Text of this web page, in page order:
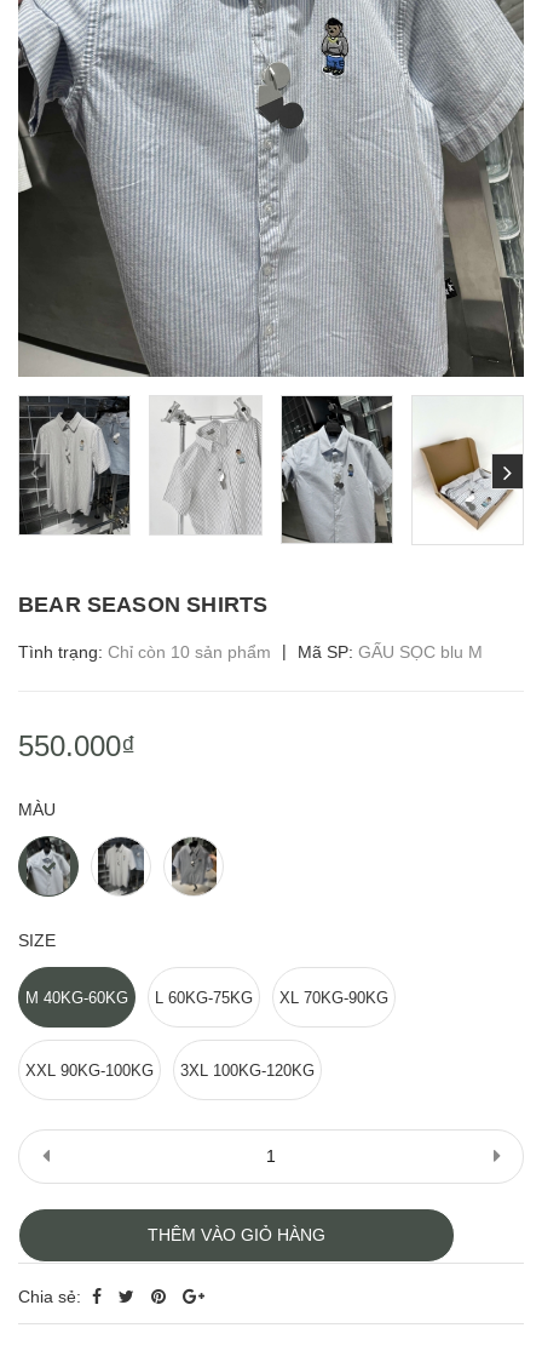
BEAR SEASON SHIRTS
Tình trạng: Chỉ còn 10 sản phẩm | Mã SP: GẤU SỌC blu M
550.000₫
MÀU
SIZE
M 40KG-60KG L 60KG-75KG XL 70KG-90KG
XXL 90KG-100KG 3XL 100KG-120KG
THÊM VÀO GIỎ HÀNG
Chia sẻ: